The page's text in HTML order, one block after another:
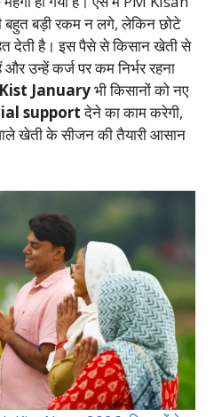
बड़ी रकम न लगे, लेकिन छोटे
देती है। इस पैसे से किसान खेती से
उन्हें कर्ज पर कम निर्भर रहना
Januaryभी किसानों को नए
supportदेने का काम करेगी,
खेती के सीजन की तैयारी आसान